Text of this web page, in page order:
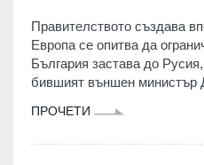
Правителството създава
Европа се опитва да
България застава до
бившият външен министър
ПРОЧЕТИ